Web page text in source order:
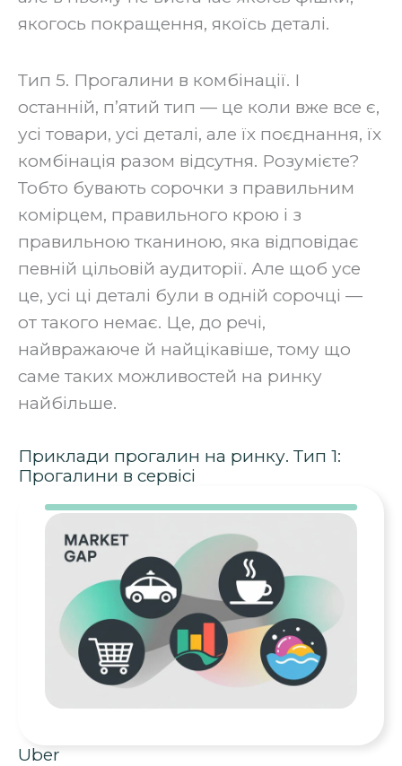
якогось покращення, якоїсь деталі.
Тип 5. Прогалини в комбінації. І
останній, п’ятий тип — це коли вже все є,
усі товари, усі деталі, але їх поєднання, їх
комбінація разом відсутня. Розумієте?
Тобто бувають сорочки з правильним
комірцем, правильного крою і з
правильною тканиною, яка відповідає
певній цільовій аудиторії. Але щоб усе
це, усі ці деталі були в одній сорочці —
от такого немає. Це, до речі,
найвражаюче й найцікавіше, тому що
саме таких можливостей на ринку
найбільше.
Приклади прогалин на ринку. Тип 1:
Прогалини в сервісі
Uber